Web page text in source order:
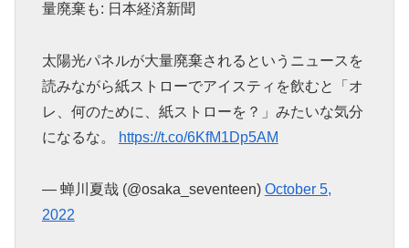
量廃棄も: 日本経済新聞
太陽光パネルが大量廃棄されるというニュースを
読みながら紙ストローでアイスティを飲むと「オ
レ、何のために、紙ストローを？」みたいな気分
になるな。
https://t.co/6KfM1Dp5AM
— 蝉川夏哉 (@osaka_seventeen) October 5,
2022